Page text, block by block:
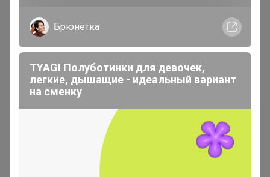
Happy Baby
, добрый вечер! Удалять заказ? Уже не
включите в счет?
IvAnna
Магистр
В теме "Green-m-a-d-e - Эко-баба №1 вся
натуральная косметика"